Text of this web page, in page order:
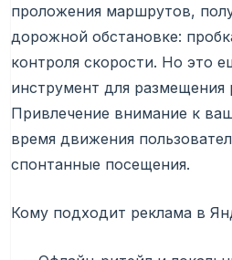
проложения маршрутов,
дорожной обстановке:
контроля скорости. Но это
инструмент для размещения
Привлечение внимание к
время движения
спонтанные посещения.
Кому подходит реклама в